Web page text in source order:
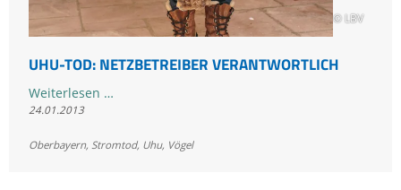
© LBV
UHU-TOD: NETZBETREIBER VERANTWORTLICH
Weiterlesen …Uhu-
verantwortlich
24.01.2013
Oberbayern, Stromtod, Uhu, Vögel